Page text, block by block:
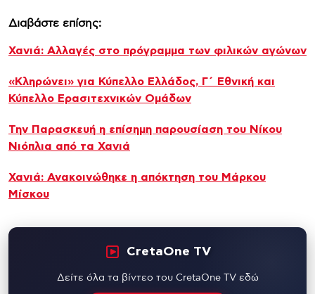
Διαβάστε επίσης:
Χανιά: Αλλαγές στο πρόγραμμα των φιλικών αγώνων
«Κληρώνει» για Κύπελλο Ελλάδος, Γ΄ Εθνική και
Κύπελλο Ερασιτεχνικών Ομάδων
Την Παρασκευή η επίσημη παρουσίαση του Νίκου
Νιόπλια από τα Χανιά
Χανιά: Ανακοινώθηκε η απόκτηση του Μάρκου
Μίσκου
CretaOne TV
Δείτε όλα τα βίντεο του CretaOne TV εδώ